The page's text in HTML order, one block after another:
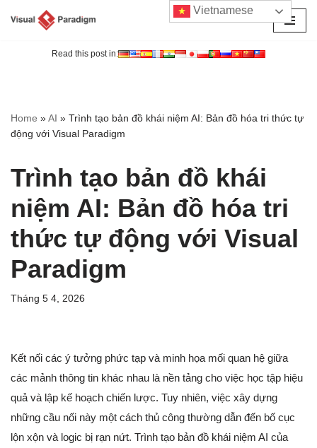
Read this post in:
Home »AI » Trình tạo bản đồ khái niệm AI: Bản đồ hóa tri thức tự
động với Visual Paradigm
Trình tạo bản đồ khái
niệm AI: Bản đồ hóa tri
thức tự động với Visual
Paradigm
Tháng 5 4, 2026
Kết nối các ý tưởng phức tạp và minh họa mối quan hệ giữa
các mảnh thông tin khác nhau là nền tảng cho việc học tập hiệu
quả và lập kế hoạch chiến lược. Tuy nhiên, việc xây dựng
những cầu nối này một cách thủ công thường dẫn đến bố cục
lộn xộn và logic bị rạn nứt. Trình tạo bản đồ khái niệm AI của
Vietnamese